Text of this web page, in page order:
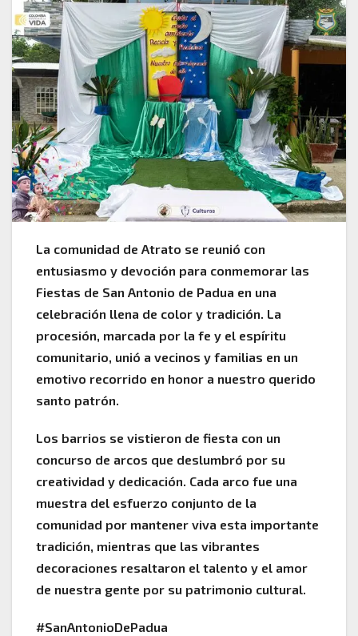
La comunidad de Atrato se reunió con
entusiasmo y devoción para conmemorar las
Fiestas de San Antonio de Padua en una
celebración llena de color y tradición. La
procesión, marcada por la fe y el espíritu
comunitario, unió a vecinos y familias en un
emotivo recorrido en honor a nuestro querido
santo patrón.
Los barrios se vistieron de fiesta con un
concurso de arcos que deslumbró por su
creatividad y dedicación. Cada arco fue una
muestra del esfuerzo conjunto de la
comunidad por mantener viva esta importante
tradición, mientras que las vibrantes
decoraciones resaltaron el talento y el amor
de nuestra gente por su patrimonio cultural.
#SanAntonioDePadua